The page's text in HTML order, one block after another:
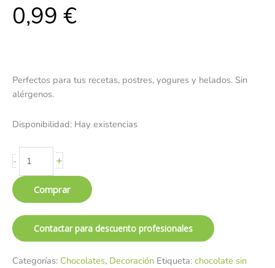
0,99 €
Perfectos para tus recetas, postres, yogures y helados. Sin
alérgenos.
Disponibilidad: Hay existencias
- +
Comprar
Contactar para descuento profesionales
Categorías: Chocolates, Decoración Etiqueta: chocolate sin